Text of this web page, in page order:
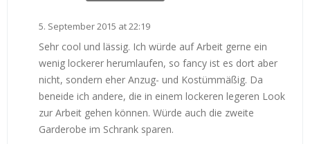
5. September 2015 at 22:19
Sehr cool und lässig. Ich würde auf Arbeit gerne ein
wenig lockerer herumlaufen, so fancy ist es dort aber
nicht, sondern eher Anzug- und Kostümmäßig. Da
beneide ich andere, die in einem lockeren legeren Look
zur Arbeit gehen können. Würde auch die zweite
Garderobe im Schrank sparen.